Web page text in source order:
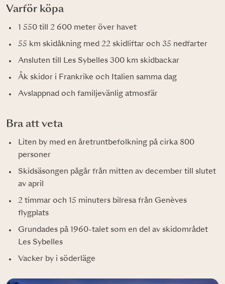
Varför köpa
1 550 till 2 600 meter över havet
55 km skidåkning med 22 skidliftar och 35 nedfarter
Ansluten till Les Sybelles 300 km skidbackar
Åk skidor i Frankrike och Italien samma dag
Avslappnad och familjevänlig atmosfär
Bra att veta
Liten by med en åretruntbefolkning på cirka 800
personer
Skidsäsongen pågår från mitten av december till slutet
av april
2 timmar och 15 minuters bilresa från Genèves
flygplats
Grundades på 1960-talet som en del av skidområdet
Les Sybelles
Vacker by i söderläge